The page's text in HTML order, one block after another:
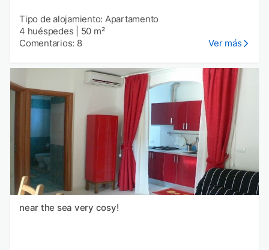
Tipo de alojamiento: Apartamento
4 huéspedes
50 m²
Comentarios: 8
Ver más
near the sea very cosy!